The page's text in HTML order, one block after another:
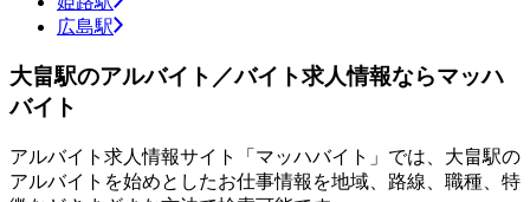
広島駅
大畠駅のアルバイト／バイト求人情報ならマッハ
バイト
アルバイト求人情報サイト「マッハバイト」では、大畠駅の
アルバイトを始めとしたお仕事情報を地域、路線、職種、特